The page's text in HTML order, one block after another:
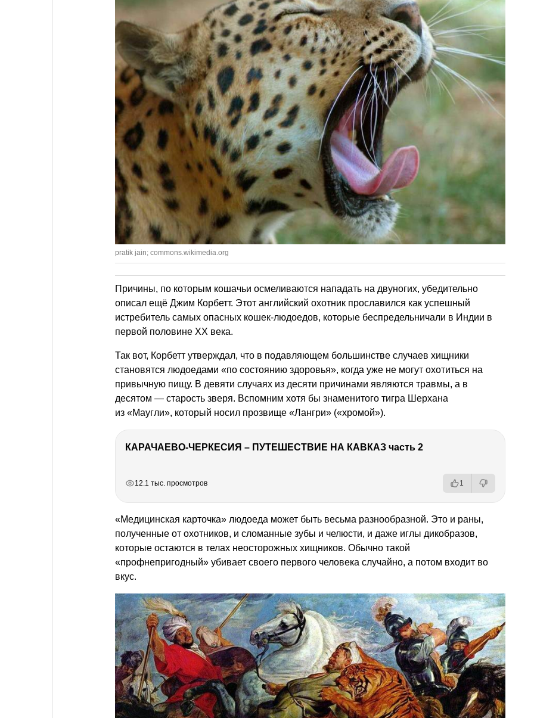
pratik jain; commons.wikimedia.org
Причины, по которым кошачьи осмеливаются нападать на двуногих, убедительно
описал ещё Джим Корбетт. Этот английский охотник прославился как успешный
истребитель самых опасных кошек-людоедов, которые беспредельничали в Индии в
первой половине XX века.
Так вот, Корбетт утверждал, что в подавляющем большинстве случаев хищники
становятся людоедами «по состоянию здоровья», когда уже не могут охотиться на
привычную пищу. В девяти случаях из десяти причинами являются травмы, а в
десятом — старость зверя. Вспомним хотя бы знаменитого тигра Шерхана
из «Маугли», который носил прозвище «Лангри» («хромой»).
КАРАЧАЕВО-ЧЕРКЕСИЯ – ПУТЕШЕСТВИЕ НА КАВКАЗ часть 2
12.1 тыс. просмотров 1
«Медицинская карточка» людоеда может быть весьма разнообразной. Это и раны,
полученные от охотников, и сломанные зубы и челюсти, и даже иглы дикобразов,
которые остаются в телах неосторожных хищников. Обычно такой
«профнепригодный» убивает своего первого человека случайно, а потом входит во
вкус.